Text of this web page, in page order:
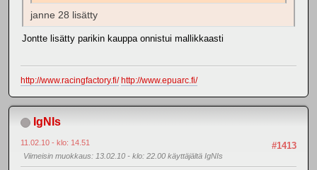
janne 28 lisätty
Jontte lisätty parikin kauppa onnistui mallikkaasti
http://www.racingfactory.fi/ http://www.epuarc.fi/
IgNIs
#1413
11.02.10 - klo: 14.51
Viimeisin muokkaus: 13.02.10 - klo: 22.00 käyttäjältä IgNIs